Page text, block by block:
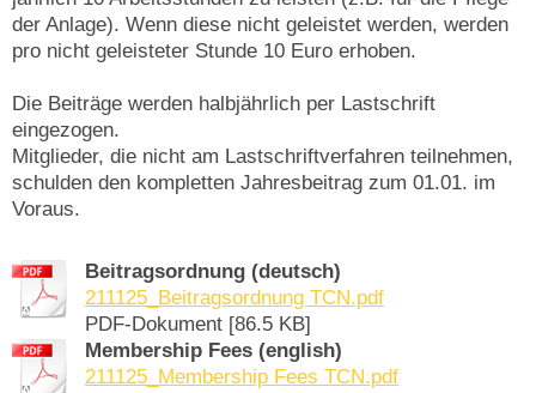
der Anlage). Wenn diese nicht geleistet werden, werden
pro nicht geleisteter Stunde 10 Euro erhoben.
Die Beiträge werden halbjährlich per Lastschrift
eingezogen.
Mitglieder, die nicht am Lastschriftverfahren teilnehmen,
schulden den kompletten Jahresbeitrag zum 01.01. im
Voraus.
Beitragsordnung (deutsch)
211125_Beitragsordnung TCN.pdf
PDF-Dokument [86.5 KB]
Membership Fees (english)
211125_Membership Fees TCN.pdf